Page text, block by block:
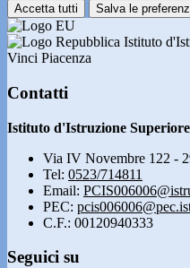
Accetta tutti Salva le
Istituto
Vinci Piacenza
Contatti
Istituto d'Istruzione
Via IV Novembre 122 -
Tel: 0523/714811
Email:
PEC:
C.F.: 00120940333
Seguici su